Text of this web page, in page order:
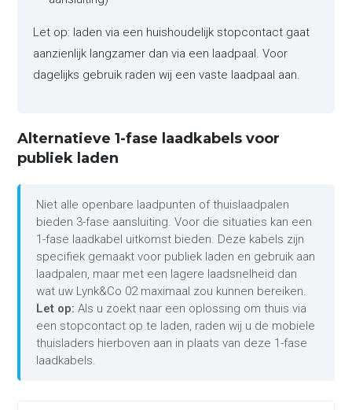
Let op: laden via een huishoudelijk stopcontact gaat
aanzienlijk langzamer dan via een laadpaal. Voor
dagelijks gebruik raden wij een vaste laadpaal aan.
Alternatieve 1-fase laadkabels voor
publiek laden
Niet alle openbare laadpunten of thuislaadpalen
bieden 3-fase aansluiting. Voor die situaties kan een
1-fase laadkabel uitkomst bieden. Deze kabels zijn
specifiek gemaakt voor publiek laden en gebruik aan
laadpalen, maar met een lagere laadsnelheid dan
wat uw Lynk&Co 02 maximaal zou kunnen bereiken.
Let op: Als u zoekt naar een oplossing om thuis via
een stopcontact op te laden, raden wij u de mobiele
thuisladers hierboven aan in plaats van deze 1-fase
laadkabels.